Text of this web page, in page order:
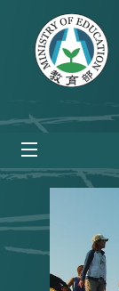
跳到主要內容區塊
:::